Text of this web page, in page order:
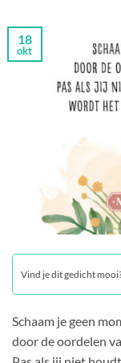
18
okt
Vind je dit gedicht
Schaam je geen
door de oordelen